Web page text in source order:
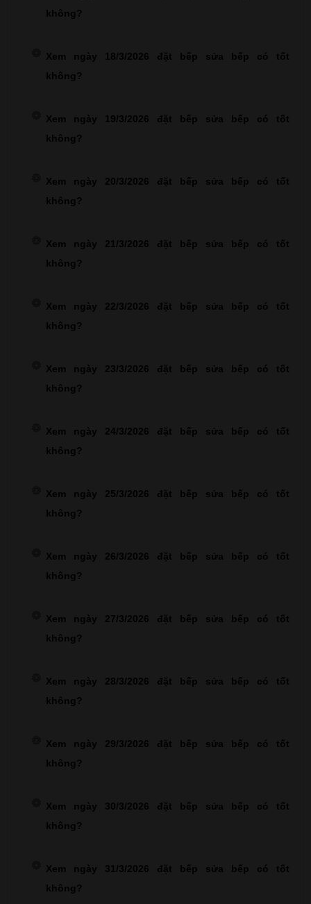
không?
Xem ngày 18/3/2026 đặt bếp sửa bếp có tốt
không?
Xem ngày 19/3/2026 đặt bếp sửa bếp có tốt
không?
Xem ngày 20/3/2026 đặt bếp sửa bếp có tốt
không?
Xem ngày 21/3/2026 đặt bếp sửa bếp có tốt
không?
Xem ngày 22/3/2026 đặt bếp sửa bếp có tốt
không?
Xem ngày 23/3/2026 đặt bếp sửa bếp có tốt
không?
Xem ngày 24/3/2026 đặt bếp sửa bếp có tốt
không?
Xem ngày 25/3/2026 đặt bếp sửa bếp có tốt
không?
Xem ngày 26/3/2026 đặt bếp sửa bếp có tốt
không?
Xem ngày 27/3/2026 đặt bếp sửa bếp có tốt
không?
Xem ngày 28/3/2026 đặt bếp sửa bếp có tốt
không?
Xem ngày 29/3/2026 đặt bếp sửa bếp có tốt
không?
Xem ngày 30/3/2026 đặt bếp sửa bếp có tốt
không?
Xem ngày 31/3/2026 đặt bếp sửa bếp có tốt
không?